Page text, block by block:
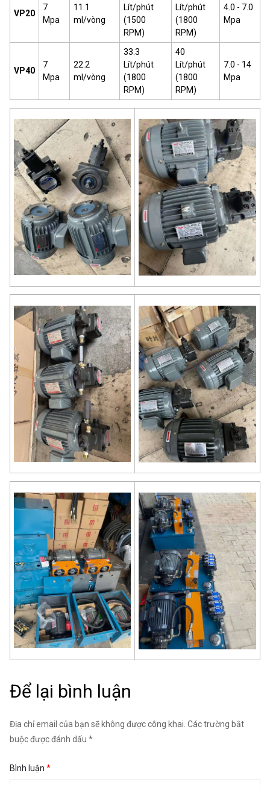
VP20
7
Mpa
11.1
ml/vòng
Lít/phút
(1500
RPM)
Lít/phút
(1800
RPM)
4.0 - 7.0
Mpa
VP40
7
Mpa
22.2
ml/vòng
33.3
Lít/phút
(1800
RPM)
40
Lít/phút
(1800
RPM)
7.0 - 14
Mpa
Để lại bình luận
Địa chỉ email của bạn sẽ không được công khai. Các trường bắt
buộc được đánh dấu *
Bình luận